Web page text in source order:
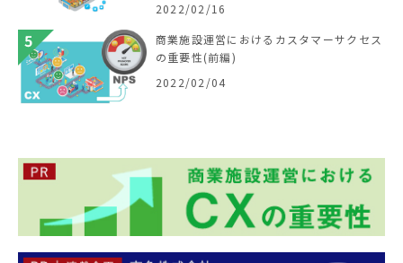
2022/02/16
商業施設運営におけるカスタマーサクセス
の重要性(前編)
2022/02/04